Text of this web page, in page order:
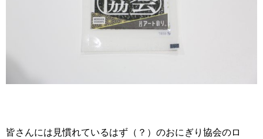
皆さんには見慣れているはず（？）のおにぎり協会のロ